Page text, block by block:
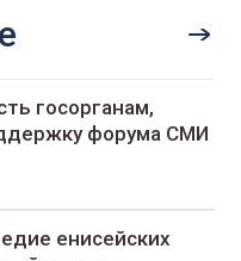
госорганам,
форума СМИ
енисейских